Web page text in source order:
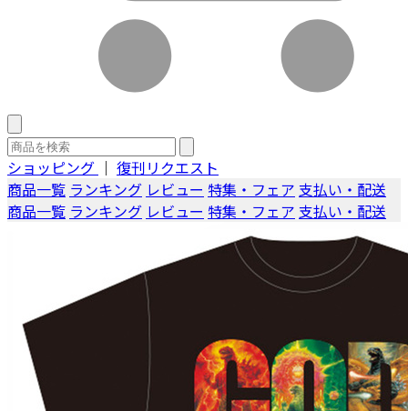
ショッピング ｜ 復刊リクエスト
商品一覧 ランキング レビュー 特集・フェア 支払い・配送
商品一覧 ランキング レビュー 特集・フェア 支払い・配送